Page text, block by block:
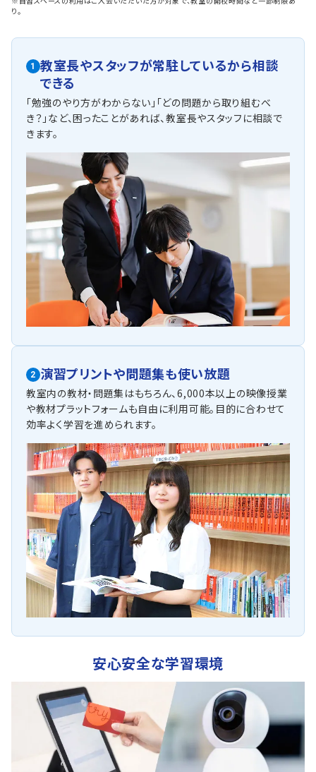
り。
1
教室長やスタッフが常駐しているから相談
できる
「勉強のやり方がわからない」「どの問題から取り組むべ
き？」など、困ったことがあれば、教室長やスタッフに相談で
きます。
2 演習プリントや問題集も使い放題
教室内の教材・問題集はもちろん、6,000本以上の映像授業
や教材プラットフォームも自由に利用可能。目的に合わせて
効率よく学習を進められます。
安心安全な学習環境